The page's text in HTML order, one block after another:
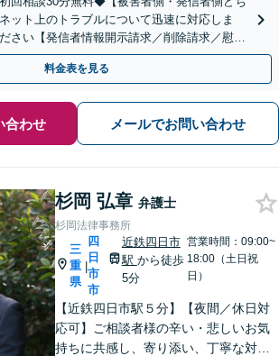
ット上のトラブルについて迅速に対応しま
さい【発信者情報開示請求／削除請求／慰謝
応】
料金表を見る
合わせ メールでお問い合わせ
杉岡 弘章 弁護士
杉岡法律事務所
三
重
県
|
四
日
市
市
近鉄四日市
駅 から徒歩
5分
営業時間：09:00~
18:00（土日祝
日）
【近鉄四日市駅５分】【夜間／休日対
応可】ご相談者様の辛い・悲しいお気
持ちに共感し、寄り添い、丁寧な対応